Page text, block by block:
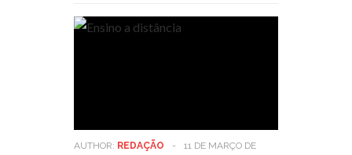
AUTHOR: REDAÇÃO -
11 DE MARÇO DE